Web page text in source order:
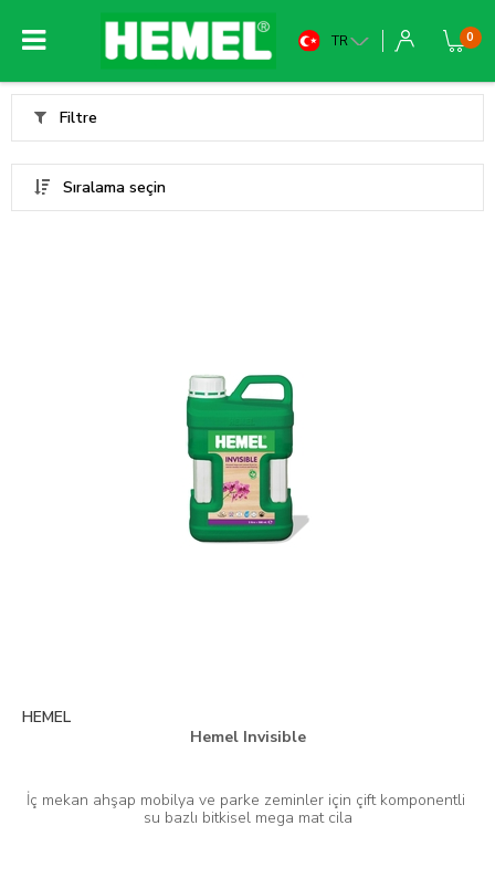
TR 0
Filtre
Sıralama seçin
HEMEL
Hemel Invisible
İç mekan ahşap mobilya ve parke zeminler için çift komponentli